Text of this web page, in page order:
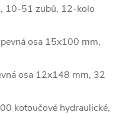
10-51 zubů, 12-kolo
osa 15x100 mm,
osa 12x148 mm, 32
kotoučové hydraulické,